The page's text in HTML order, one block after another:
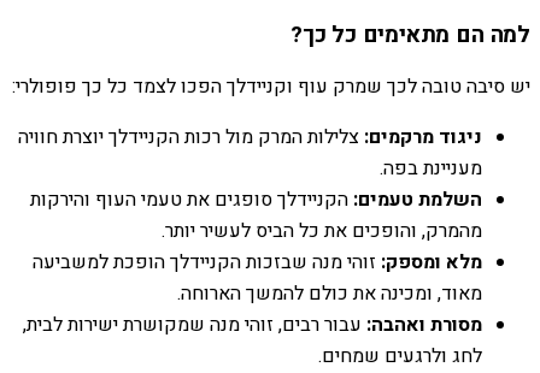
למה הם מתאימים כל כך?
יש סיבה טובה לכך שמרק עוף וקניידלך הפכו לצמד כל כך פופולרי:
ניגוד מרקמים: צלילות המרק מול רכות הקניידלך יוצרת חוויה
מעניינת בפה.
השלמת טעמים: הקניידלך סופגים את טעמי העוף והירקות
מהמרק, והופכים את כל הביס לעשיר יותר.
מלא ומספק: זוהי מנה שבזכות הקניידלך הופכת למשביעה
מאוד, ומכינה את כולם להמשך הארוחה.
מסורת ואהבה: עבור רבים, זוהי מנה שמקושרת ישירות לבית,
לחג ולרגעים שמחים.